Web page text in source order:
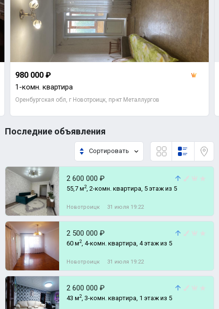
980 000 ₽
1-комн. квартира
Оренбургская обл, г Новотроицк, пр-кт Металлургов
Последние объявления
Сортировать
2 600 000 ₽
55,7 м2, 2-комн. квартира, 5 этаж из 5
Новотроицк 31 июля 19:22
2 500 000 ₽
60 м2, 4-комн. квартира, 4 этаж из 5
Новотроицк 31 июля 19:22
2 600 000 ₽
43 м2, 3-комн. квартира, 1 этаж из 5